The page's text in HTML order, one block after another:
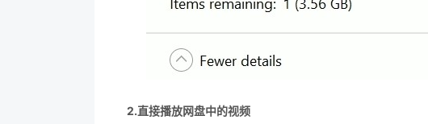
2.直接播放网盘中的视频